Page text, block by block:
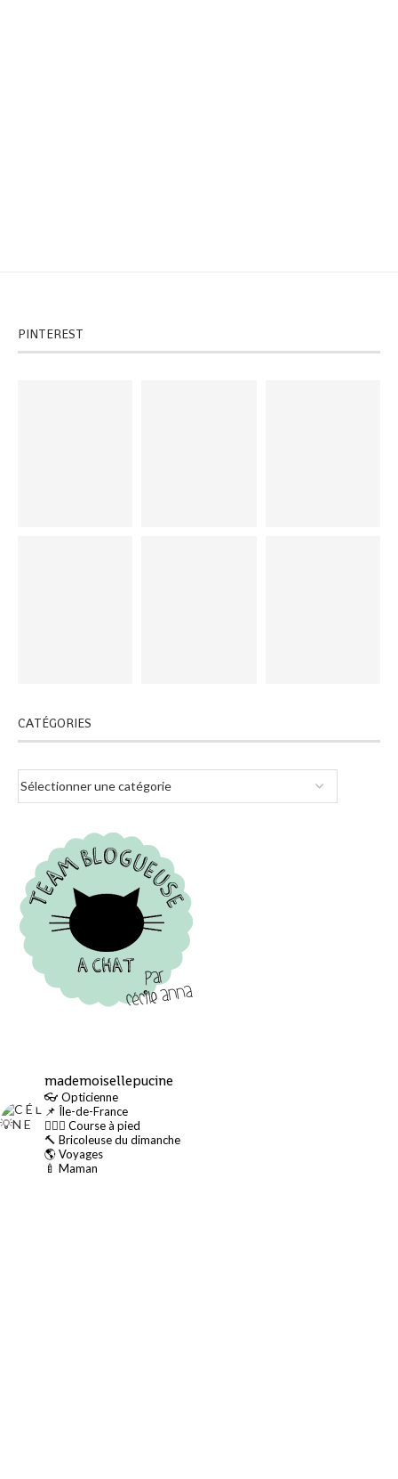
PINTEREST
CATÉGORIES
mademoisellepucine
👓 Opticienne
📌 Île-de-France
🏃🏻‍♀️ Course à pied
🔨 Bricoleuse du dimanche
🌎 Voyages
🍼 Maman